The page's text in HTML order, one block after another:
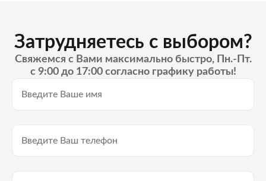
Затрудняетесь с выбором?
Свяжемся с Вами максимально быстро, Пн.-Пт.
с 9:00 до 17:00 согласно графику работы!